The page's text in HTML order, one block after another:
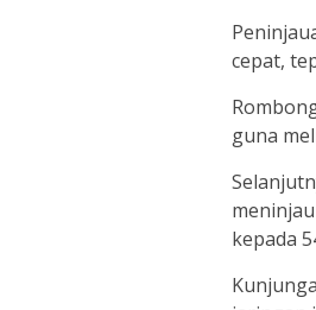
cepat,
guna
kepada